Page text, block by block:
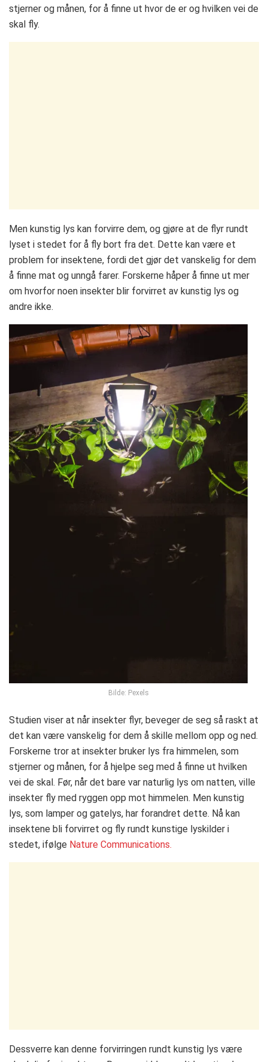
stjerner og månen, for å finne ut hvor de er og hvilken vei de
skal fly.
Men kunstig lys kan forvirre dem, og gjøre at de flyr rundt
lyset i stedet for å fly bort fra det. Dette kan være et
problem for insektene, fordi det gjør det vanskelig for dem
å finne mat og unngå farer. Forskerne håper å finne ut mer
om hvorfor noen insekter blir forvirret av kunstig lys og
andre ikke.
Bilde: Pexels
Studien viser at når insekter flyr, beveger de seg så raskt at
det kan være vanskelig for dem å skille mellom opp og ned.
Forskerne tror at insekter bruker lys fra himmelen, som
stjerner og månen, for å hjelpe seg med å finne ut hvilken
vei de skal. Før, når det bare var naturlig lys om natten, ville
insekter fly med ryggen opp mot himmelen. Men kunstig
lys, som lamper og gatelys, har forandret dette. Nå kan
insektene bli forvirret og fly rundt kunstige lyskilder i
stedet, ifølge Nature Communications.
Dessverre kan denne forvirringen rundt kunstig lys være